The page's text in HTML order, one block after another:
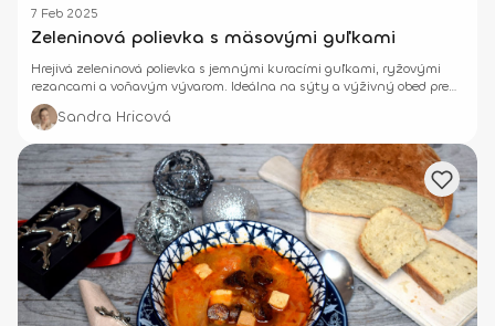
7 Feb 2025
Zeleninová polievka s mäsovými guľkami
Hrejivá zeleninová polievka s jemnými kuracími guľkami, ryžovými
rezancami a voňavým vývarom. Ideálna na sýty a výživný obed pre
celú rodinu.
Sandra Hricová